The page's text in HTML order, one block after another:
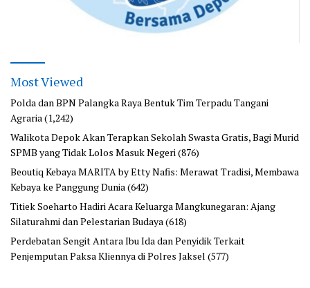
Most Viewed
Polda dan BPN Palangka Raya Bentuk Tim Terpadu Tangani
Agraria(1,242)
Walikota Depok Akan Terapkan Sekolah Swasta Gratis, Bagi Murid
SPMB yang Tidak Lolos Masuk Negeri(876)
Beoutiq Kebaya MARITA by Etty Nafis: Merawat Tradisi, Membawa
Kebaya ke Panggung Dunia(642)
Titiek Soeharto Hadiri Acara Keluarga Mangkunegaran: Ajang
Silaturahmi dan Pelestarian Budaya(618)
Perdebatan Sengit Antara Ibu Ida dan Penyidik Terkait
Penjemputan Paksa Kliennya di Polres Jaksel (577)